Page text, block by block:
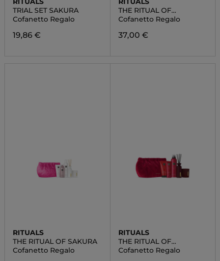
TRIAL SET SAKURA
Cofanetto Regalo
19,86 €
THE RITUAL OF
AYURVEDA MEDIUM
Cofanetto Regalo
37,00 €
RITUALS
THE RITUAL OF SAKURA
Cofanetto Regalo
RITUALS
THE RITUAL OF
AYURVEDA
Cofanetto Regalo